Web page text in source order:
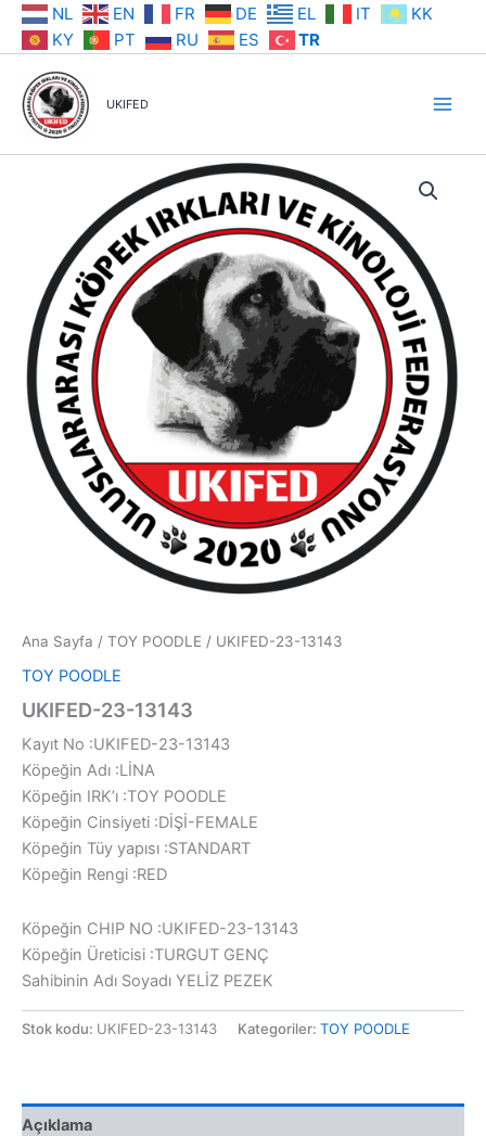
İçeriğe NL EN FR DE EL IT
KK
KY
PT RU ES TR
UKIFED
Ana Sayfa / TOY POODLE / UKIFED-23-13143
TOY POODLE
UKIFED-23-13143
Kayıt No :UKIFED-23-13143
Köpeğin Adı :LİNA
Köpeğin IRK’ı :TOY POODLE
Köpeğin Cinsiyeti :DİŞİ-FEMALE
Köpeğin Tüy yapısı :STANDART
Köpeğin Rengi :RED
Köpeğin CHIP NO :UKIFED-23-13143
Köpeğin Üreticisi :TURGUT GENÇ
Sahibinin Adı Soyadı YELİZ PEZEK
Stok kodu: UKIFED-23-13143 Kategoriler: TOY POODLE
Açıklama